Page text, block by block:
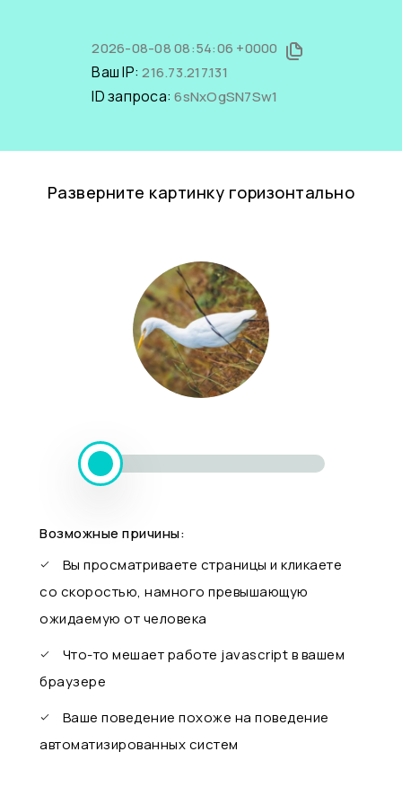
2026-08-08 08:54:06 +0000
Ваш IP:216.73.217.131
ID запроса:6sNxOgSN7Sw1
Разверните картинку горизонтально
Возможные причины:
Вы просматриваете страницы и кликаете
со скоростью, намного превышающую
ожидаемую от человека
Что-то мешает работе javascript в вашем
браузере
Ваше поведение похоже на поведение
автоматизированных систем